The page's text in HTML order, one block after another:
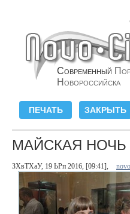
Современный
Новороссийска
МАЙСКАЯ
ЗХвТХаУ, 19 ЬРп 2016, [09:41],